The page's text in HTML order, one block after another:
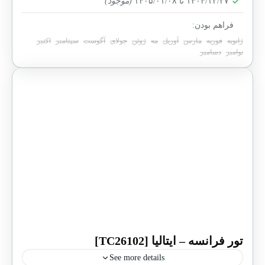
15-20 People
فراهم بودن:
ژانویه فوریه مارس آوریل مه ژوئن جولای آگوست سپتامبر اکتبر
نوامبر دسامبر
تور فرانسه – ایتالیا [TC26102]
See more details